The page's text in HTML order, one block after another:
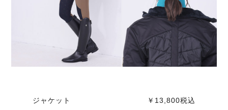
ジャケット ￥13,800税込